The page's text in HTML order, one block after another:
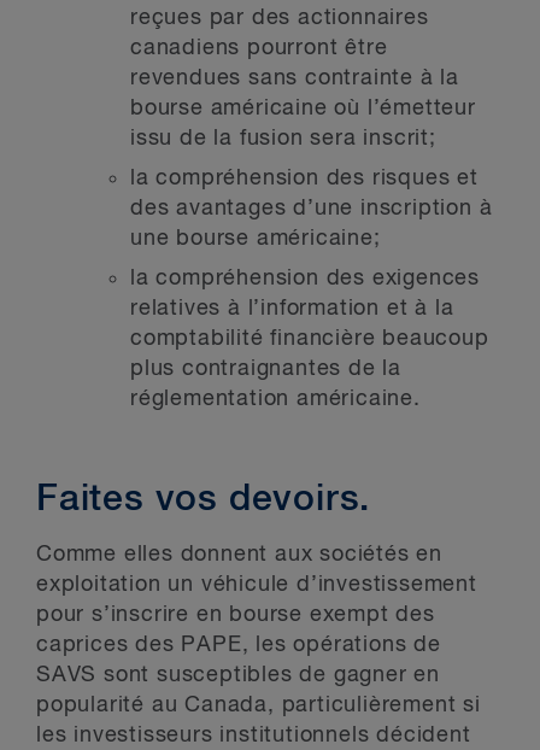
reçues par des actionnaires
canadiens pourront être
revendues sans contrainte à la
bourse américaine où l’émetteur
issu de la fusion sera inscrit;
la compréhension des risques et
des avantages d’une inscription à
une bourse américaine;
la compréhension des exigences
relatives à l’information et à la
comptabilité financière beaucoup
plus contraignantes de la
réglementation américaine.
Faites vos devoirs.
Comme elles donnent aux sociétés en
exploitation un véhicule d’investissement
pour s’inscrire en bourse exempt des
caprices des PAPE, les opérations de
SAVS sont susceptibles de gagner en
popularité au Canada, particulièrement si
les investisseurs institutionnels décident